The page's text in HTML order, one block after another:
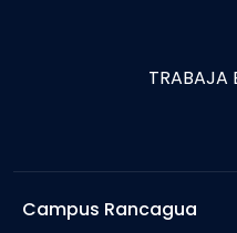
TRABAJA
Campus Rancagua